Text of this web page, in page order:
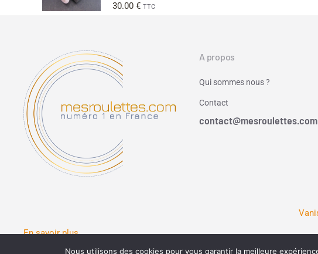
30.00 € TTC
A propos
Qui sommes nous ?
Contact
contact@mesroulettes.com
En savoir plus
Nous utilisons des cookies pour vous garantir la meilleure